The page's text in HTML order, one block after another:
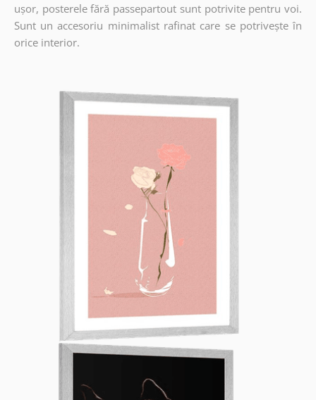
ușor, posterele fără passepartout sunt potrivite pentru voi.
Sunt un accesoriu minimalist rafinat care se potrivește în
orice interior.